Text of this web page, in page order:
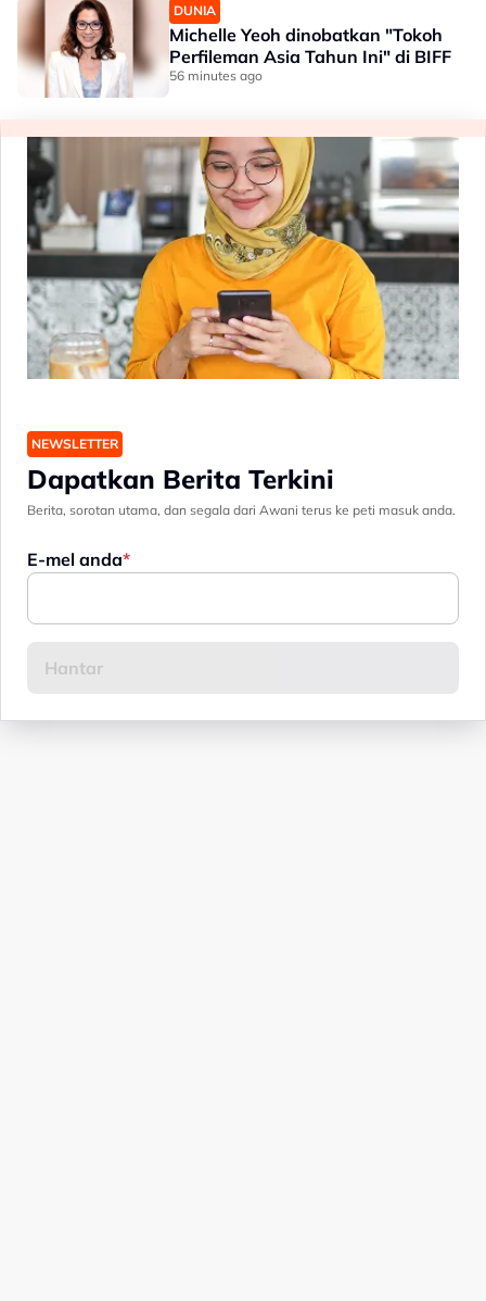
DUNIA
Michelle Yeoh dinobatkan "Tokoh
Perfileman Asia Tahun Ini" di BIFF
56 minutes ago
NEWSLETTER
Dapatkan Berita Terkini
Berita, sorotan utama, dan segala dari Awani terus ke peti masuk anda.
E-mel anda